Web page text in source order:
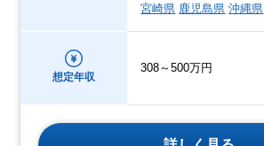
宮崎県 鹿児島県 沖縄県
想定年収
308～500万円